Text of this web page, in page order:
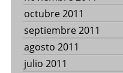
octubre 2011
septiembre 2011
agosto 2011
julio 2011